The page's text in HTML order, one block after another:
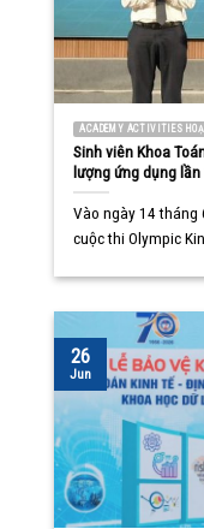
ACADEMY ACTIVITIES
Sinh viên Khoa
lượng ứng dụng
Vào ngày 14 tháng
cuộc thi Olympic
26
Jun